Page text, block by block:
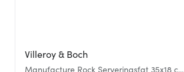
Villeroy & Boch
Manufacture Rock Serveringsfat 35x18 cm